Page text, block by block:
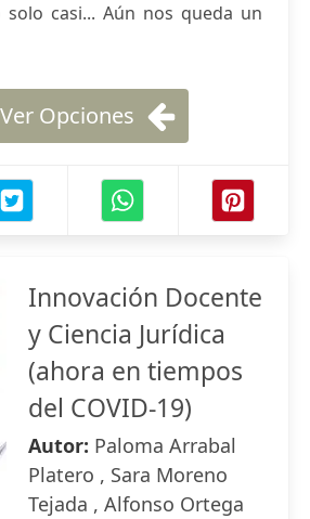
casi... Aún nos queda un
Ver Opciones
Innovación Docente
y Ciencia Jurídica
(ahora en tiempos
del COVID-19)
Autor: Paloma Arrabal
Platero , Sara Moreno
Tejada , Alfonso Ortega